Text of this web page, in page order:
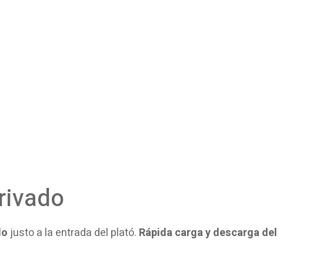
justo a la entrada del plató. Rápida carga y descarga del